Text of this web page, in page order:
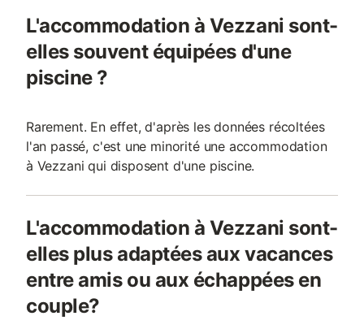
L'accommodation à Vezzani sont-
elles souvent équipées d'une
piscine ?
Rarement. En effet, d'après les données récoltées
l'an passé, c'est une minorité une accommodation
à Vezzani qui disposent d'une piscine.
L'accommodation à Vezzani sont-
elles plus adaptées aux vacances
entre amis ou aux échappées en
couple?